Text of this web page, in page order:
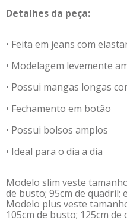
Detalhes da peça:
• Feita em jeans com
• Modelagem levemente
• Possui mangas longas
• Fechamento em botão
• Possui bolsos amplos
• Ideal para o dia a dia
Modelo slim veste
de busto; 95cm de quadril;
Modelo plus veste
105cm de busto; 125cm